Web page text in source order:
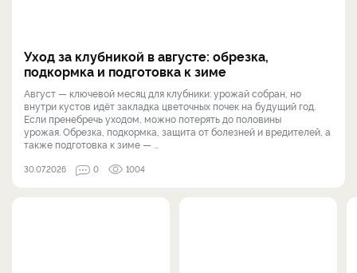
Уход за клубникой в августе: обрезка,
подкормка и подготовка к зиме
Август — ключевой месяц для клубники: урожай собран, но
внутри кустов идёт закладка цветочных почек на будущий год.
Если пренебречь уходом, можно потерять до половины
урожая. Обрезка, подкормка, защита от болезней и вредителей, а
также подготовка к зиме — ...
30.07.2026 0 1004